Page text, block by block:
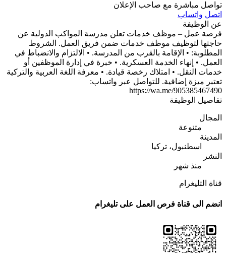
تواصل مباشرة مع صاحب الإعلان
اتصل واتساب
عن الوظيفة
فرصة عمل – موظف خدمات تعلن مدرسة المواكب الدولية عن
حاجتها لتوظيف موظف خدمات ضمن فريق العمل. الشروط
المطلوبة: •⁠ ⁠الإقامة بالقرب من المدرسة. •⁠ ⁠الالتزام والانضباط في
العمل. •⁠ ⁠إنهاء الخدمة العسكرية. •⁠ ⁠خبرة في إدارة الموظفين أو
خدمات النقل. •⁠ ⁠امتلاك رخصة قيادة. •⁠ ⁠معرفة اللغة العربية والتركية
تعتبر ميزة إضافية. للتواصل عبر واتساب:
https://wa.me/905385467490
تفاصيل الوظيفة
المجال
متنوعة
المدينة
اسطنبول، تركيا
النشر
منذ شهر
قناة التليغرام
انضم الى قناة فرص العمل على تليغرام